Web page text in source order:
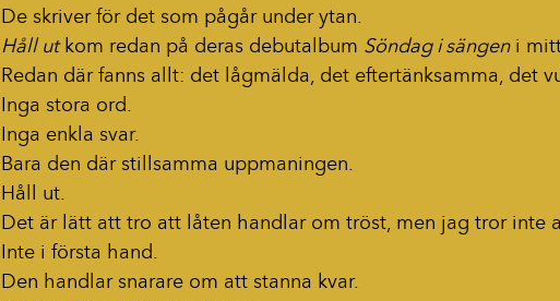
De skriver för det som pågår under ytan.
Håll ut kom redan på deras debutalbum Söndag i sängen i
Redan där fanns allt: det lågmälda, det eftertänksamma, det
Inga stora ord.
Inga enkla svar.
Bara den där stillsamma uppmaningen.
Håll ut.
Det är lätt att tro att låten handlar om tröst, men jag tror inte
Inte i första hand.
Den handlar snarare om att stanna kvar.